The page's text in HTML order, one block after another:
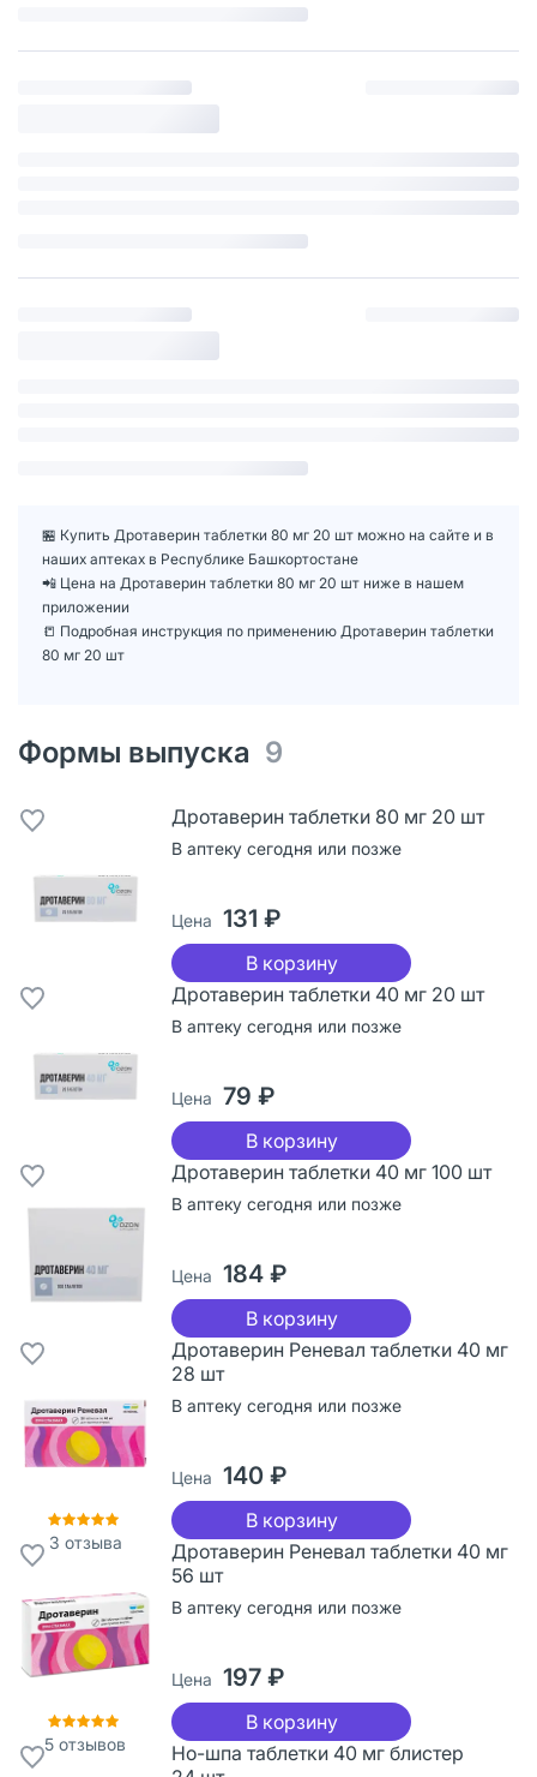
🏪 Купить Дротаверин таблетки 80 мг 20 шт можно на сайте и в
наших аптеках в Республике Башкортостане
📲 Цена на Дротаверин таблетки 80 мг 20 шт ниже в нашем
приложении
📒 Подробная инструкция по применению Дротаверин таблетки
80 мг 20 шт
Формы выпуска 9
Дротаверин таблетки 80 мг 20 шт
В аптеку сегодня или позже
Цена 131 ₽
В корзину
Дротаверин таблетки 40 мг 20 шт
В аптеку сегодня или позже
Цена 79 ₽
В корзину
Дротаверин таблетки 40 мг 100 шт
В аптеку сегодня или позже
Цена 184 ₽
В корзину
3 отзыва
Дротаверин Реневал таблетки 40 мг
28 шт
В аптеку сегодня или позже
Цена 140 ₽
В корзину
5 отзывов
Дротаверин Реневал таблетки 40 мг
56 шт
В аптеку сегодня или позже
Цена 197 ₽
В корзину
Но-шпа таблетки 40 мг блистер